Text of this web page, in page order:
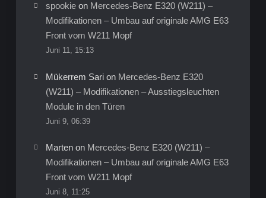
spookieon Mercedes-Benz E320 (W211) –
Modifikationen – Umbau auf originale AMG E63
Front vom W211 Mopf
Juni 11, 15:13
Mükerrem Sarion Mercedes-Benz E320
(W211) – Modifikationen – Ausstiegsleuchten
Module in den Türen
Juni 9, 06:39
Martenon Mercedes-Benz E320 (W211) –
Modifikationen – Umbau auf originale AMG E63
Front vom W211 Mopf
Juni 8, 11:25